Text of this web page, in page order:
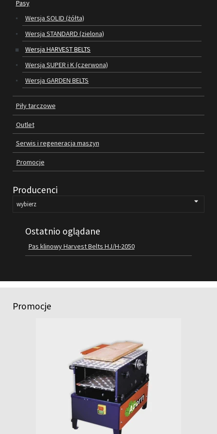
SILNIKI ELEKTRYCZNE
PIŁY TARCZOWE
OUTLET
SERWIS I REGENERACJA MASZYN
PROMOCJE
REGULAMIN
KATALOGI
OBRABIARKI DO DREWNA
SILNIKI ELEKTRYCZNE
KONTAKT
Pasy
Wersja SOLID (żółta)
Wersja STANDARD (zielona)
Wersja HARVEST BELTS
Wersja SUPER i K (czerwona)
Wersja GARDEN BELTS
Piły tarczowe
Outlet
Serwis i regeneracja maszyn
Promocje
Producenci
Ostatnio oglądane
Pas klinowy Harvest Belts HJ/H-2050
Promocje